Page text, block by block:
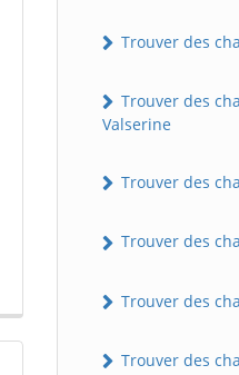
Trouver des
Trouver des
Valserine
Trouver des
Trouver des
Trouver des
Trouver des